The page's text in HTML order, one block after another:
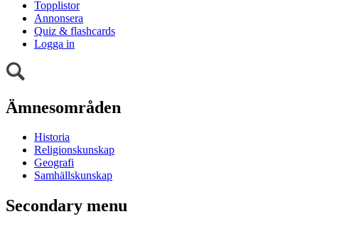
Topplistor
Annonsera
Quiz & flashcards
Logga in
Ämnesområden
Historia
Religionskunskap
Geografi
Samhällskunskap
Secondary menu